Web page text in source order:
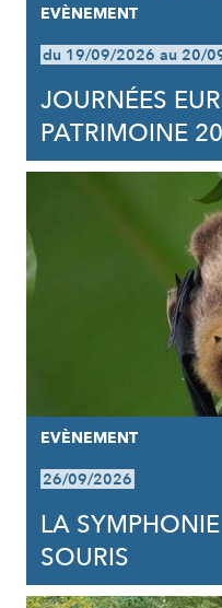
EVÈNEMENT
du 19/09/2026 au 20/
JOURNÉES
PATRIMOINE
EVÈNEMENT
26/09/2026
LA
SOURIS